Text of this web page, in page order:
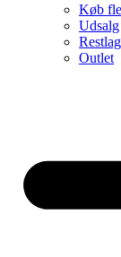
Køb
Udsalg
Outlet